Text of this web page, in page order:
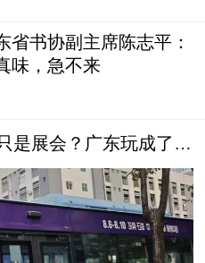
省书协副主席陈志平：
味，急不来
是展会？广东玩成了文